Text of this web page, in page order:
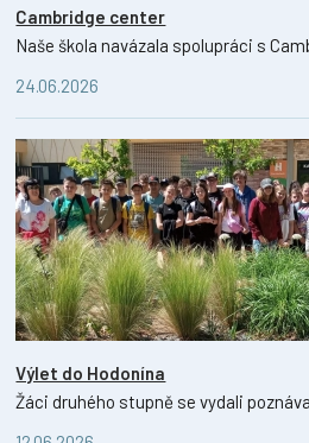
Cambridge center
Naše škola navázala spolupráci s
24.06.2026
Výlet do Hodonína
Žáci druhého stupně se vydali